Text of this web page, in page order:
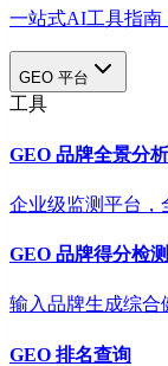
一站式AI工具指南
GEO 平台
工具
GEO 品牌全景分析
企业级监测平台，
GEO 品牌得分检测
输入品牌生成综合
GEO 排名查询